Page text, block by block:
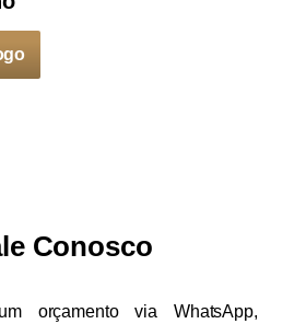
Conosco
orçamento via WhatsApp,